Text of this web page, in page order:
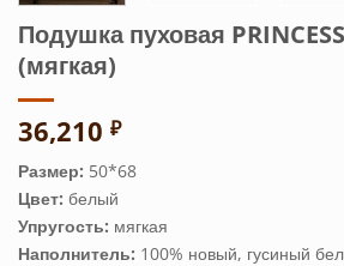
Подушка пуховая
(мягкая)
36,210 ₽
Размер: 50*68
Цвет: белый
Упругость: мягкая
Наполнитель: 100% новый, гусиный